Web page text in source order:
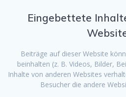
Eingebettete
Beiträge auf dieser Website
beinhalten (z. B. Videos, Bilder,
Inhalte von anderen Websites
Besucher die andere